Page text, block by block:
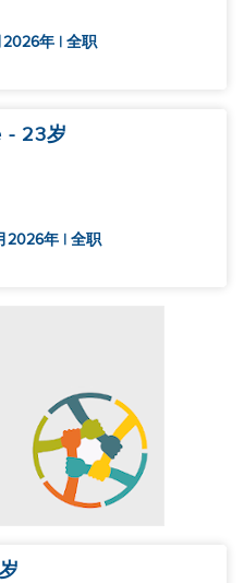
年 | 全职
- 23岁
2026年 | 全职
岁